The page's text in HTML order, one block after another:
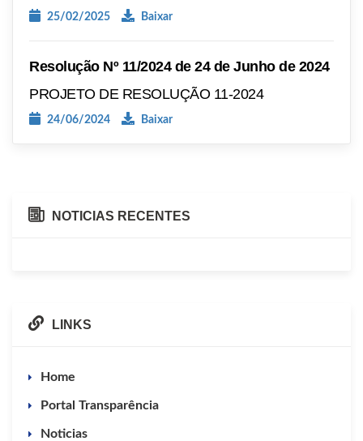
25/02/2025 Baixar
Resolução Nº 11/2024 de 24 de Junho de 2024
PROJETO DE RESOLUÇÃO 11-2024
24/06/2024 Baixar
NOTICIAS RECENTES
LINKS
Home
Portal Transparência
Noticias